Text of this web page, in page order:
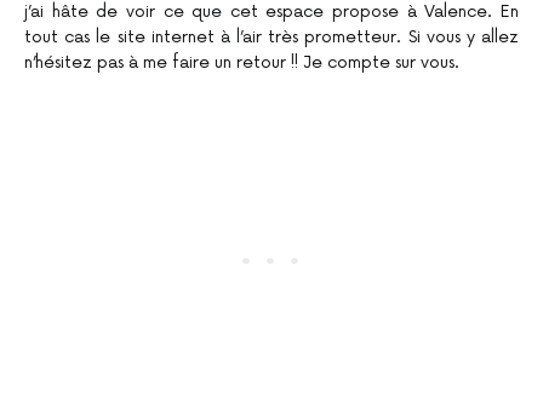
j’ai hâte de voir ce que cet espace propose à Valence. En
tout cas le site internet à l’air très prometteur. Si vous y allez
n’hésitez pas à me faire un retour !! Je compte sur vous.